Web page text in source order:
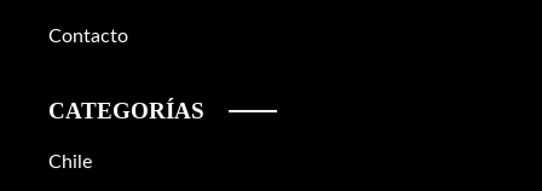
Contacto
CATEGORÍAS
Chile